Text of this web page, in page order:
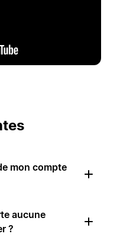
mon compte
aucune
?